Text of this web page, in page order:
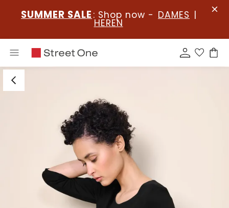
SUMMER SALE : Shop now - DAMES |
HEREN